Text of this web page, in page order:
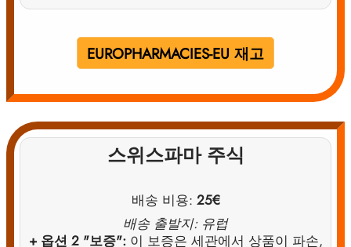
EUROPHARMACIES-EU 재고
스위스파마 주식
배송 비용: 25€
배송 출발지: 유럽
+ 옵션 2 "보증": 이 보증은 세관에서 상품이 파손,